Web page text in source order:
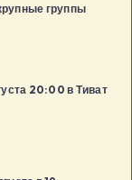
группы
20:00 в Тиват